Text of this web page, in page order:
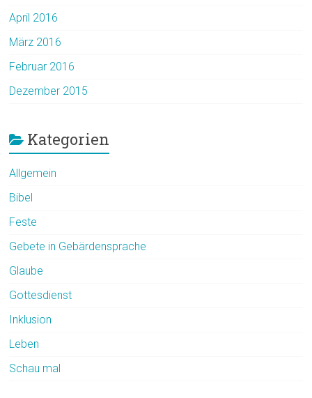
April 2016
März 2016
Februar 2016
Dezember 2015
Kategorien
Allgemein
Bibel
Feste
Gebete in Gebärdensprache
Glaube
Gottesdienst
Inklusion
Leben
Schau mal